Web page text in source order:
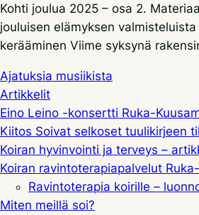
Kohti joulua 2025 – osa 2.
jouluisen elämyksen
kerääminen Viime syksynä
Ajatuksia musiikista
Artikkelit
Eino Leino -konsertti Ruka-
Kiitos Soivat selkoset tuulikirjeen
Koiran hyvinvointi ja terveys –
Koiran ravintoterapiapalvelut
Ravintoterapia koirille –
Miten meillä soi?